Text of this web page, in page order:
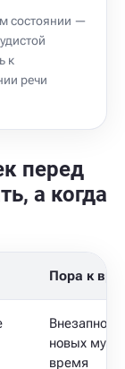
состоянии —
к
речи
перед
а когда
Пора к
Внезапно
новых
время